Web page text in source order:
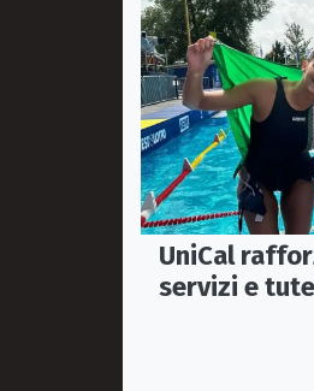
UniCal
servizi e